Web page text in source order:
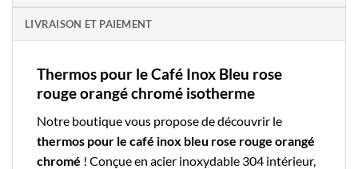
LIVRAISON ET PAIEMENT
Thermos pour le Café Inox Bleu rose
rouge orangé chromé isotherme
Notre boutiquevous propose de découvrir le
thermos pour le café inox bleu rose rouge orangé
chromé ! Conçue en acier inoxydable 304 intérieur,